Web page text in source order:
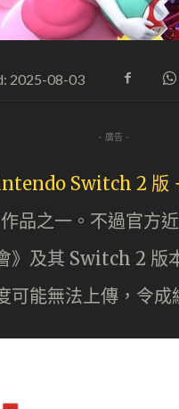
2025-08-03
- 廣告 -
Switch 2 版
品之一。不過官方
》及其 Switch 2 版
能無法上傳，令成